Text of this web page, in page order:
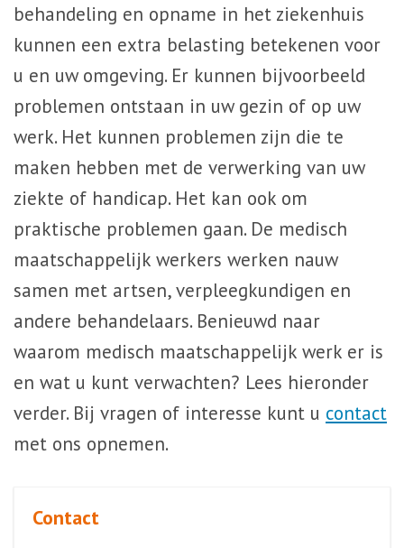
behandeling en opname in het ziekenhuis
kunnen een extra belasting betekenen voor
u en uw omgeving. Er kunnen bijvoorbeeld
problemen ontstaan in uw gezin of op uw
werk. Het kunnen problemen zijn die te
maken hebben met de verwerking van uw
ziekte of handicap. Het kan ook om
praktische problemen gaan. De medisch
maatschappelijk werkers werken nauw
samen met artsen, verpleegkundigen en
andere behandelaars. Benieuwd naar
waarom medisch maatschappelijk werk er is
en wat u kunt verwachten? Lees hieronder
verder. Bij vragen of interesse kunt u contact
met ons opnemen.
Contact